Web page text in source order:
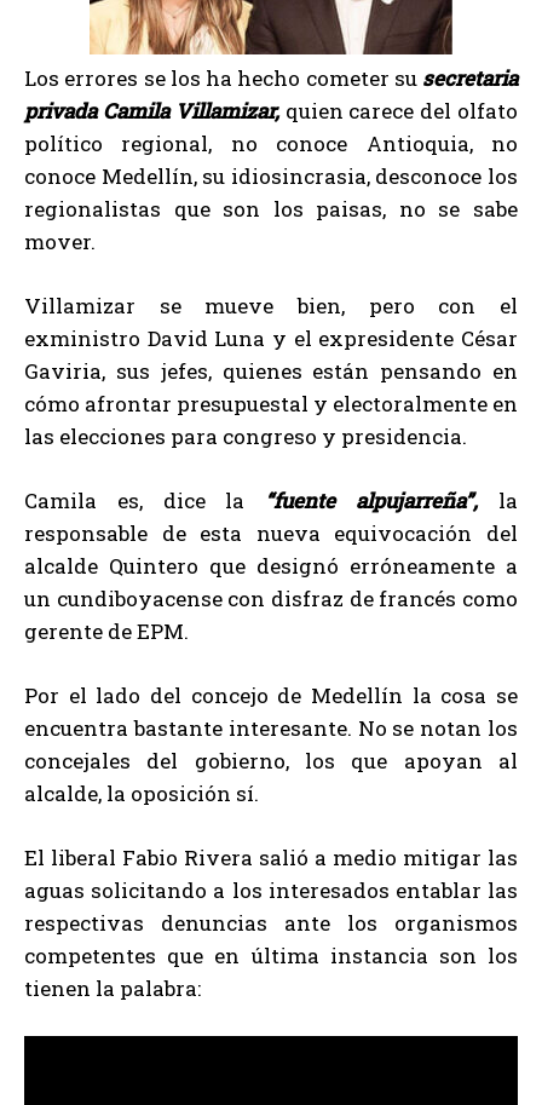
Los errores se los ha hecho cometer su secretaria
privada Camila Villamizar, quien carece del olfato
político regional, no conoce Antioquia, no
conoce Medellín, su idiosincrasia, desconoce los
regionalistas que son los paisas, no se sabe
mover.
Villamizar se mueve bien, pero con el
exministro David Luna y el expresidente César
Gaviria, sus jefes, quienes están pensando en
cómo afrontar presupuestal y electoralmente en
las elecciones para congreso y presidencia.
Camila es, dice la “fuente alpujarreña”,la
responsable de esta nueva equivocación del
alcalde Quintero que designó erróneamente a
un cundiboyacense con disfraz de francés como
gerente de EPM.
Por el lado del concejo de Medellín la cosa se
encuentra bastante interesante. No se notan los
concejales del gobierno, los que apoyan al
alcalde, la oposición sí.
El liberal Fabio Rivera salió a medio mitigar las
aguas solicitando a los interesados entablar las
respectivas denuncias ante los organismos
competentes que en última instancia son los
tienen la palabra: